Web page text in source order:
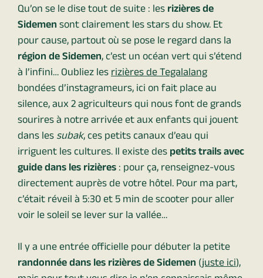
Qu’on se le dise tout de suite : lesrizières de
Sidemensont clairement les stars du show. Et
pour cause, partout où se pose le regard dans la
région de Sidemen, c’est un océan vert qui s’étend
à l’infini… Oubliez lesrizières de Tegalalang
bondées d’instagrameurs, ici on fait place au
silence, aux 2 agriculteurs qui nous font de grands
sourires à notre arrivée et aux enfants qui jouent
dans lessubak, ces petits canaux d’eau qui
irriguent les cultures. Il existe despetits trails avec
guide dans les rizières: pour ça, renseignez-vous
directement auprès de votre hôtel. Pour ma part,
c’était réveil à 5:30 et 5 min de scooter pour aller
voir le soleil se lever sur la vallée…
Il y a une entrée officielle pour débuter la petite
randonnée dans les rizières de Sidemen(juste ici),